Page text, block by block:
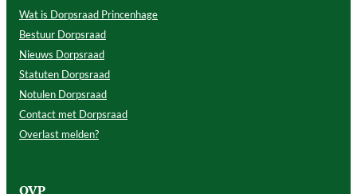
Wat is Dorpsraad Princenhage
Bestuur Dorpsraad
Nieuws Dorpsraad
Statuten Dorpsraad
Notulen Dorpsraad
Contact met Dorpsraad
Overlast melden?
OVP